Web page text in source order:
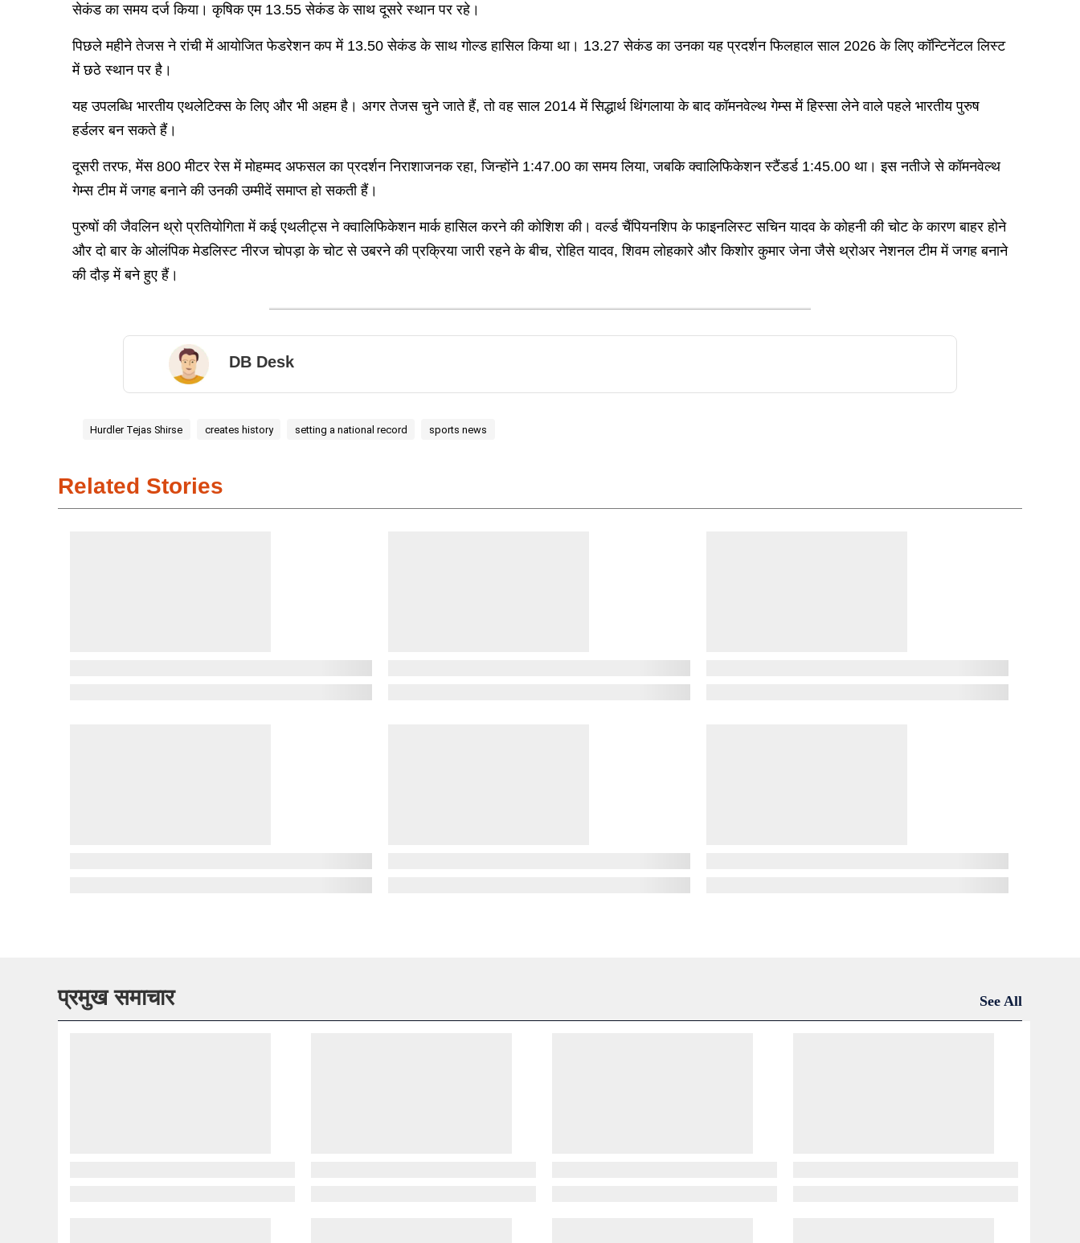
सेकंड का समय दर्ज किया। कृषिक एम 13.55 सेकंड के साथ दूसरे स्थान पर रहे।
पिछले महीने तेजस ने रांची में आयोजित फेडरेशन कप में 13.50 सेकंड के साथ गोल्ड हासिल किया था। 13.27 सेकंड का उनका यह प्रदर्शन फिलहाल साल 2026 के लिए कॉन्टिनेंटल लिस्ट
में छठे स्थान पर है।
यह उपलब्धि भारतीय एथलेटिक्स के लिए और भी अहम है। अगर तेजस चुने जाते हैं, तो वह साल 2014 में सिद्धार्थ थिंगलाया के बाद कॉमनवेल्थ गेम्स में हिस्सा लेने वाले पहले भारतीय पुरुष
हर्डलर बन सकते हैं।
दूसरी तरफ, मेंस 800 मीटर रेस में मोहम्मद अफसल का प्रदर्शन निराशाजनक रहा, जिन्होंने 1:47.00 का समय लिया, जबकि क्वालिफिकेशन स्टैंडर्ड 1:45.00 था। इस नतीजे से कॉमनवेल्थ
गेम्स टीम में जगह बनाने की उनकी उम्मीदें समाप्त हो सकती हैं।
पुरुषों की जैवलिन थ्रो प्रतियोगिता में कई एथलीट्स ने क्वालिफिकेशन मार्क हासिल करने की कोशिश की। वर्ल्ड चैंपियनशिप के फाइनलिस्ट सचिन यादव के कोहनी की चोट के कारण बाहर होने
और दो बार के ओलंपिक मेडलिस्ट नीरज चोपड़ा के चोट से उबरने की प्रक्रिया जारी रहने के बीच, रोहित यादव, शिवम लोहकारे और किशोर कुमार जेना जैसे थ्रोअर नेशनल टीम में जगह बनाने
की दौड़ में बने हुए हैं।
DB Desk
Hurdler Tejas Shirse creates history setting a national record sports news
Related Stories
प्रमुख समाचार See All